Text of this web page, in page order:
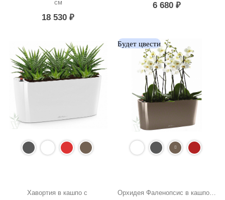
см
18 530₽
6 680₽
Хавортия в кашпо с
Будет цвести
Орхидея Фаленопсис в кашпо с